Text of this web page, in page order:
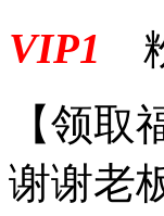
VIP1
【领取
谢谢老